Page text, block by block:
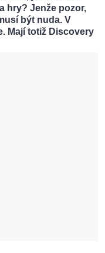
hry? Jenže pozor,
být nuda. V
Mají totiž Discovery